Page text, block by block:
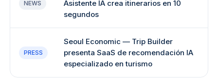
NEWS
Asistente IA crea itinerarios en 10
segundos
PRESS
Seoul Economic — Trip Builder
presenta SaaS de recomendación IA
especializado en turismo